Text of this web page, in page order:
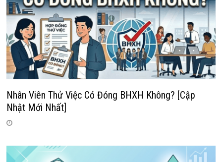
Nhân Viên Thử Việc Có Đóng BHXH Không? [Cập
Nhật Mới Nhất]